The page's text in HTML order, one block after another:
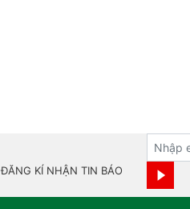
ĐĂNG KÍ NHẬN TIN BÁO